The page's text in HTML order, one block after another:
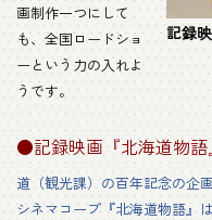
記録
画制作一つにして
も、全国ロードショ
ーという力の入れよ
うです。
●記録映画『北海道物語
道（観光課）の百年記念の企
シネマコープ『北海道物語』